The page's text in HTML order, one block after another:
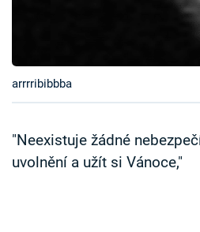
Sledujte prima+
Sledujte nás
arrrribibbba
"Neexistuje žádné
uvolnění a užít si Vánoce,"